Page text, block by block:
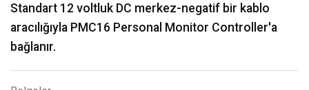
Standart 12 voltluk DC merkez-negatif bir kablo
aracılığıyla PMC16 Personal Monitor Controller'a
bağlanır.